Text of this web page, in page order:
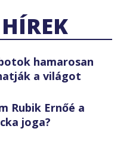
hamarosan
a világot
Rubik Ernőé a
joga?